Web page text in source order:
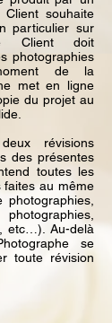
souhaite
particulier sur
Client doit
photographies
de la
met en ligne
du projet au
révisions
des présentes
toutes les
faites au même
etc…). Au-delà
se
toute révision